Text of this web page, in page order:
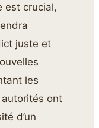
est crucial,
juste et
les
ont
d’un